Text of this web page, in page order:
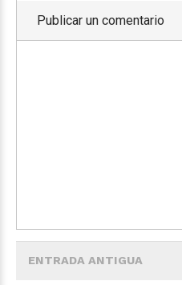
Publicar un comentario
ENTRADA ANTIGUA